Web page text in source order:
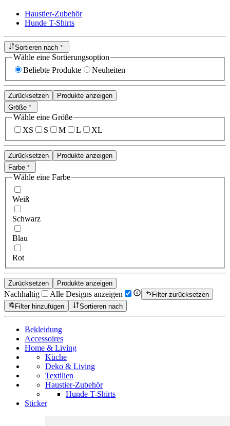
Haustier-Zubehör
Hunde T-Shirts
Sortieren nach
Wähle eine Sortierungsoption
Beliebte Produkte
Neuheiten
Zurücksetzen
Produkte anzeigen
Größe
Wähle eine Größe
XS
S M L XL
Zurücksetzen
Produkte anzeigen
Farbe
Wähle eine Farbe
Weiß
Schwarz
Blau
Rot
Zurücksetzen Produkte anzeigen
Nachhaltig Alle Designs anzeigen
Filter zurücksetzen
Filter hinzufügen
Sortieren nach
Bekleidung
Accessoires
Home & Living
Küche
Deko & Living
Textilien
Haustier-Zubehör
Hunde T-Shirts
Sticker